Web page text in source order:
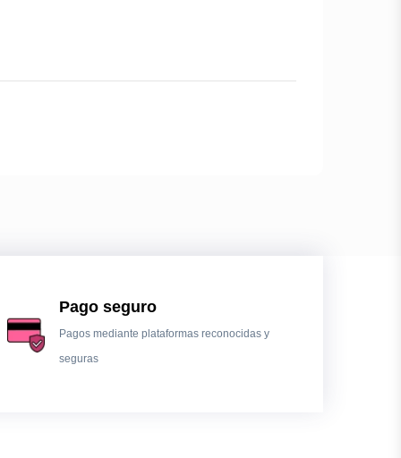
Pago seguro
Pagos mediante plataformas reconocidas y
seguras